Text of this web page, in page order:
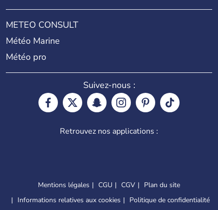
METEO CONSULT
Météo Marine
Météo pro
Suivez-nous :
Retrouvez nos applications :
Mentions légales CGU CGV
Plan du site
Informations relatives aux cookies
Politique de confidentialité